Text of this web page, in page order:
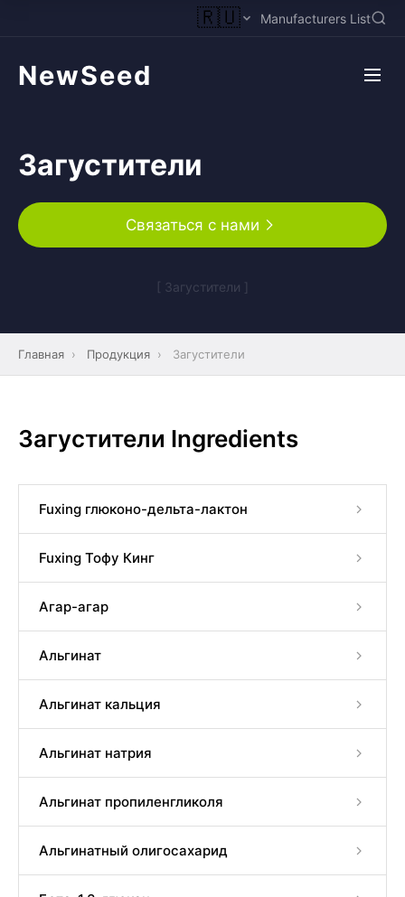
🇷🇺 Manufacturers List
NewSeed
Загустители
Связаться с нами
[ Загустители ]
Главная › Продукция › Загустители
Загустители Ingredients
Fuxing глюконо-дельта-лактон
Fuxing Тофу Кинг
Агар-агар
Альгинат
Альгинат кальция
Альгинат натрия
Альгинат пропиленгликоля
Альгинатный олигосахарид